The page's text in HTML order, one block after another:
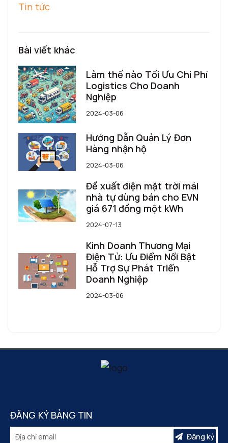
Tin tức
Bài viết khác
Làm thế nào Tối Ưu Chi Phí
Logistics Cho Doanh
Nghiệp
2024-03-06
Hướng Dẫn Quản Lý Đơn
Hàng nhận hộ
2024-03-06
Đề xuất điện mặt trời mái
nhà tự dùng bán cho EVN
giá 671 đồng một kWh
2024-07-13
Kinh Doanh Thương Mại
Điện Tử: Ưu Điểm Nổi Bật
Hỗ Trợ Sự Phát Triển
Doanh Nghiệp
2024-03-06
ĐĂNG KÝ BẢNG TIN
Đăng ký